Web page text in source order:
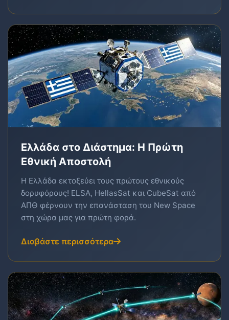
Ελλάδα στο Διάστημα: Η Πρώτη
Εθνική Αποστολή
Η Ελλάδα εκτοξεύει τους πρώτους εθνικούς
δορυφόρους! ELSA, HellasSat και CubeSat από
ΑΠΘ φέρνουν την επανάσταση του New Space
στη χώρα μας για πρώτη φορά.
Διαβάστε περισσότερα